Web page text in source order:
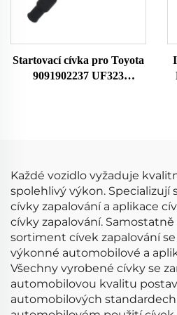
Startovací cívka pro Toyota
9091902237 UF323
Každé vozidlo vyžaduje
spolehlivý výkon. Specializují
cívky zapalování a aplikace
cívky zapalování.
sortiment cívek zapalování
výkonné automobilové a
Všechny vyrobené cívky se
automobilovou kvalitu
automobilových standardech